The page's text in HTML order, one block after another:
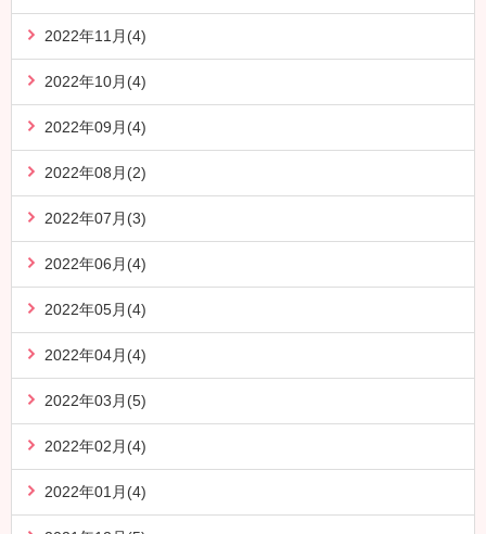
2022年11月(4)
2022年10月(4)
2022年09月(4)
2022年08月(2)
2022年07月(3)
2022年06月(4)
2022年05月(4)
2022年04月(4)
2022年03月(5)
2022年02月(4)
2022年01月(4)